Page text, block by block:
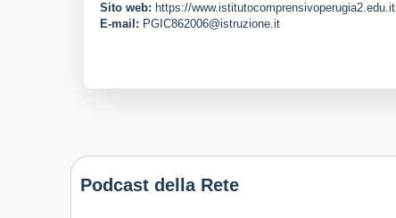
Sito web: https://www.istitutocomprensivoperugia2.edu.it
E-mail: PGIC862006@istruzione.it
Podcast della Rete